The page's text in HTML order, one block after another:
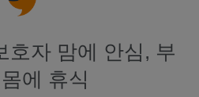
호자 맘에 안심, 부
에 휴식